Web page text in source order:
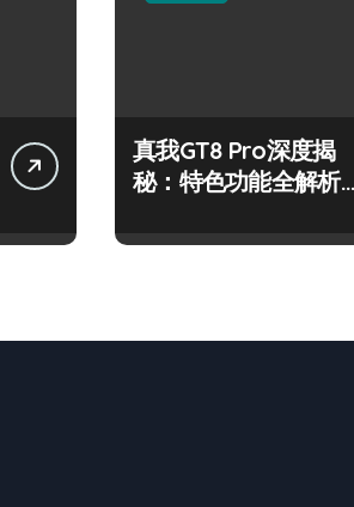
真我GT8 Pro深度揭
秘：特色功能全解析，